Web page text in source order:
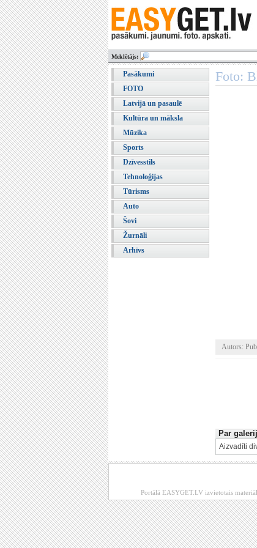
Meklētājs:
Pasākumi
FOTO
Latvijā un pasaulē
Kultūra un māksla
Mūzika
Sports
Dzīvesstils
Tehnoloģijas
Tūrisms
Auto
Šovi
Žurnāli
Arhīvs
Foto:
Autors:
Par
Aizvadīti
Portālā EASYGET.LV izvietotais